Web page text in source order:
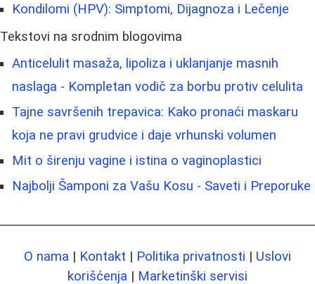
Kondilomi (HPV): Simptomi, Dijagnoza i Lečenje
Tekstovi na srodnim blogovima
Anticelulit masaža, lipoliza i uklanjanje masnih
naslaga - Kompletan vodič za borbu protiv celulita
Tajne savršenih trepavica: Kako pronaći maskaru
koja ne pravi grudvice i daje vrhunski volumen
Mit o širenju vagine i istina o vaginoplastici
Najbolji Šamponi za Vašu Kosu - Saveti i Preporuke
O nama | Kontakt | Politika privatnosti | Uslovi
korišćenja | Marketinški servisi